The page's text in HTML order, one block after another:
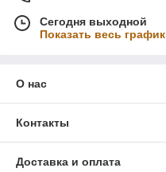
Сегодня выходной
Показать весь
О нас
Контакты
Доставка и оплата